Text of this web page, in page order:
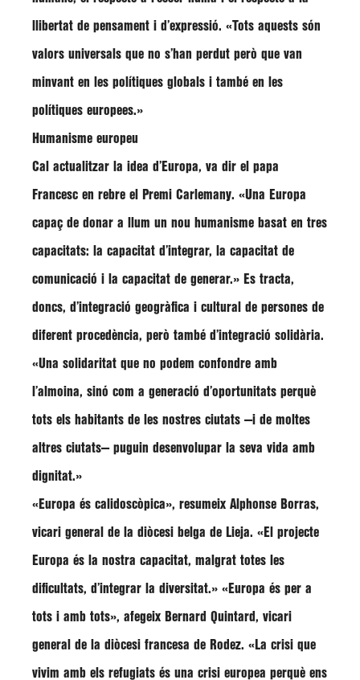
llibertat de pensament i d’expressió. «Tots aquests són
valors universals que no s’han perdut però que van
minvant en les polítiques globals i també en les
polítiques europees.»
Humanisme europeu
Cal actualitzar la idea d’Europa, va dir el papa
Francesc en rebre el Premi Carlemany. «Una Europa
capaç de donar a llum un nou humanisme basat en tres
capacitats: la capacitat d’integrar, la capacitat de
comunicació i la capacitat de generar.» Es tracta,
doncs, d’integració geogràfica i cultural de persones de
diferent procedència, però també d’integració solidària.
«Una solidaritat que no podem confondre amb
l’almoina, sinó com a generació d’oportunitats perquè
tots els habitants de les nostres ciutats —i de moltes
altres ciutats— puguin desenvolupar la seva vida amb
dignitat.»
«Europa és calidoscòpica», resumeix Alphonse Borras,
vicari general de la diòcesi belga de Lieja. «El projecte
Europa és la nostra capacitat, malgrat totes les
dificultats, d’integrar la diversitat.» «Europa és per a
tots i amb tots», afegeix Bernard Quintard, vicari
general de la diòcesi francesa de Rodez. «La crisi que
vivim amb els refugiats és una crisi europea perquè ens